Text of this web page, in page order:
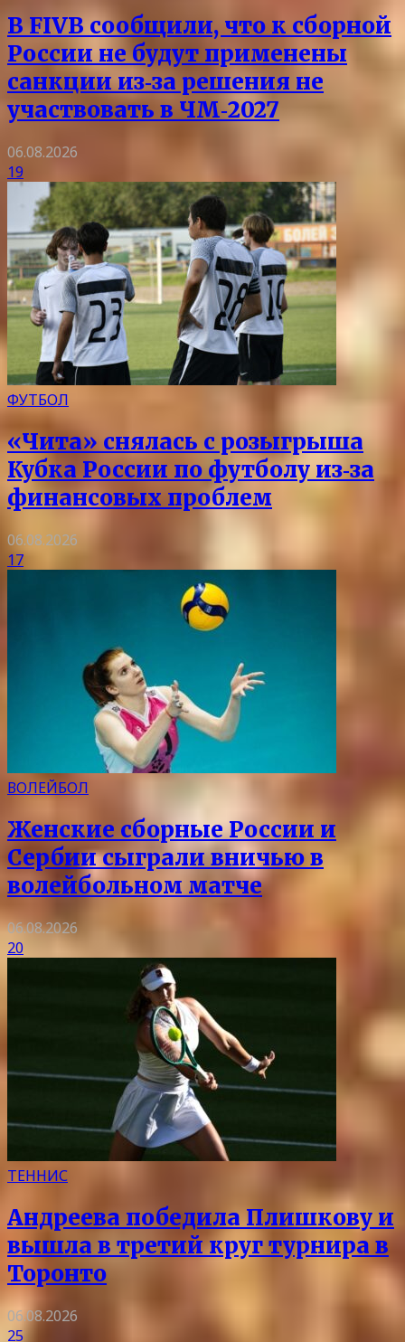
В FIVB сообщили, что к сборной
России не будут применены
санкции из‑за решения не
участвовать в ЧМ‑2027
06.08.2026
19
ФУТБОЛ
«Чита» снялась с розыгрыша
Кубка России по футболу из‑за
финансовых проблем
06.08.2026
17
ВОЛЕЙБОЛ
Женские сборные России и
Сербии сыграли вничью в
волейбольном матче
06.08.2026
20
ТЕННИС
Андреева победила Плишкову и
вышла в третий круг турнира в
Торонто
06.08.2026
25